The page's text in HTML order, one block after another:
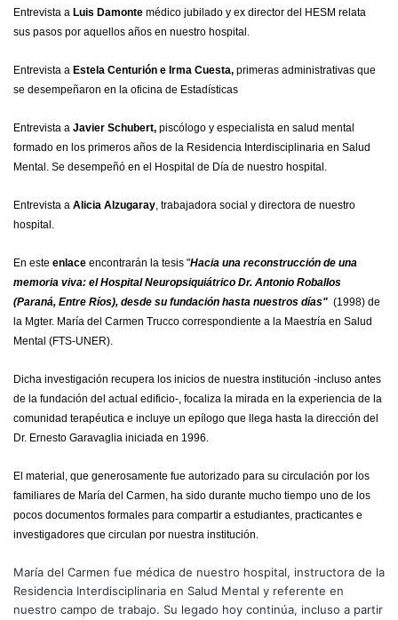
Entrevista a Luis Damonte médico jubilado y ex director del HESM relata
sus pasos por aquellos años en nuestro hospital.
Entrevista a Estela Centurión e Irma Cuesta, primeras administrativas que
se desempeñaron en la oficina de Estadísticas
Entrevista a Javier Schubert, piscólogo y especialista en salud mental
formado en los primeros años de la Residencia Interdisciplinaria en Salud
Mental. Se desempeñó en el Hospital de Día de nuestro hospital.
Entrevista a Alicia Alzugaray, trabajadora social y directora de nuestro
hospital.
En este enlace encontrarán la tesis "Hacia una reconstrucción de una
memoria viva: el Hospital Neuropsiquiátrico Dr. Antonio Roballos
(Paraná, Entre Ríos), desde su fundación hasta nuestros días" (1998) de
la Mgter. María del Carmen Trucco correspondiente a la Maestría en Salud
Mental (FTS-UNER).
Dicha investigación recupera los inicios de nuestra institución -incluso antes
de la fundación del actual edificio-, focaliza la mirada en la experiencia de la
comunidad terapéutica e incluye un epílogo que llega hasta la dirección del
Dr. Ernesto Garavaglia iniciada en 1996.
El material, que generosamente fue autorizado para su circulación por los
familiares de María del Carmen, ha sido durante mucho tiempo uno de los
pocos documentos formales para compartir a estudiantes, practicantes e
investigadores que circulan por nuestra institución.
María del Carmen fue médica de nuestro hospital, instructora de la
Residencia Interdisciplinaria en Salud Mental y referente en
nuestro campo de trabajo. Su legado hoy continúa, incluso a partir